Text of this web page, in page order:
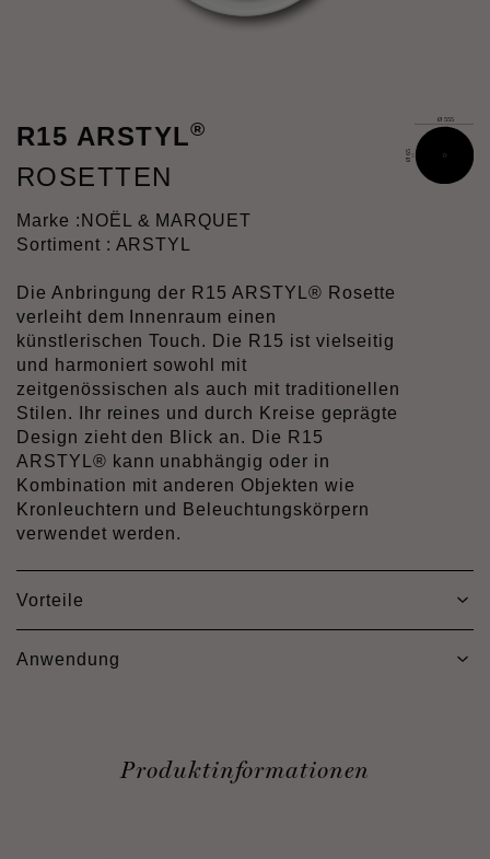
R15 ARSTYL®
ROSETTEN
Marke : NOËL & MARQUET
Sortiment : ARSTYL
Die Anbringung der R15 ARSTYL® Rosette
verleiht dem Innenraum einen
künstlerischen Touch. Die R15 ist vielseitig
und harmoniert sowohl mit
zeitgenössischen als auch mit traditionellen
Stilen. Ihr reines und durch Kreise geprägte
Design zieht den Blick an. Die R15
ARSTYL® kann unabhängig oder in
Kombination mit anderen Objekten wie
Kronleuchtern und Beleuchtungskörpern
verwendet werden.
Vorteile
Anwendung
Produktinformationen